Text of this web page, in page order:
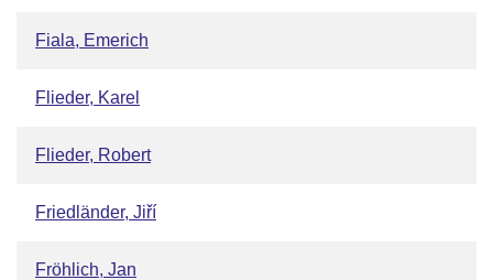
Fiala, Emerich
Flieder, Karel
Flieder, Robert
Friedländer, Jiří
Fröhlich, Jan